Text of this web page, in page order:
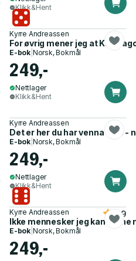
Klikk&Hent
Kyrre Andreassen
For øvrig mener jeg at
E-bok Norsk, Bokmål
249,-
Nettlager
Klikk&Hent
Kyrre Andreassen
Det er her du har venna dine -
E-bok Norsk, Bokmål
249,-
Nettlager
Klikk&Hent
Kyrre Andreassen
Ikke mennesker jeg kan regne
3.9
E-bok Norsk, Bokmål
249,-